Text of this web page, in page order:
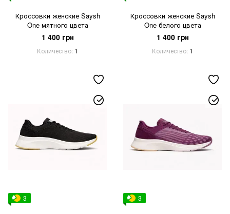
Кроссовки женские Saysh
One мятного цвета
1 400 грн
Количество 1
Кроссовки женские Saysh
One белого цвета
1 400 грн
Количество 1
3 3